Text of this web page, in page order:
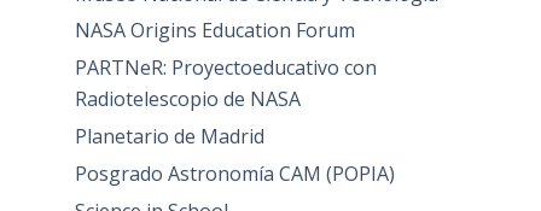
NASA Origins Education Forum
PARTNeR: Proyectoeducativo con
Radiotelescopio de NASA
Planetario de Madrid
Posgrado Astronomía CAM (POPIA)